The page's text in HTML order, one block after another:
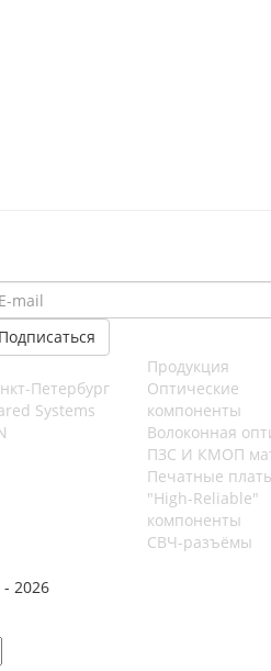
Петербург
Systems
Продукция
Оптические
компоненты
Волоконная
ПЗС И КМОП
Печатные
"High-Reliable"
компоненты
СВЧ-разъёмы
2026